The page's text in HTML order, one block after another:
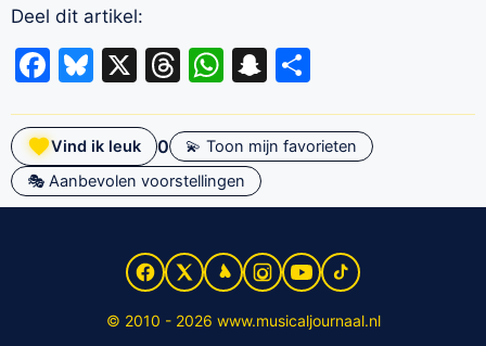
Deel dit artikel:
Facebook
Bluesky
X Threads
WhatsApp
Snapchat
Vind ik leuk 0
💫 Toon mijn favorieten
🎭 Aanbevolen voorstellingen
© 2010 - 2026 www.musicaljournaal.nl